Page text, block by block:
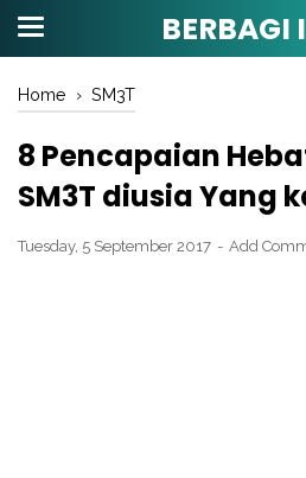
BERBAGI
Home › SM3T
8 Pencapaian
SM3T diusia Yang
Tuesday, 5 September 2017 Add